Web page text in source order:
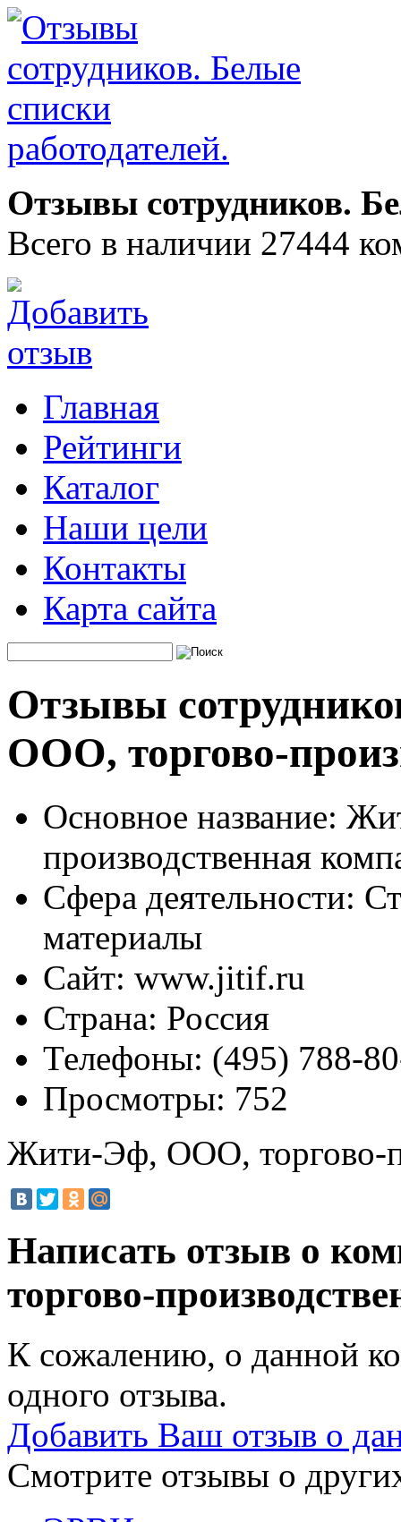
Отзывы сотрудников.
Всего в наличии 27444
Главная
Рейтинги
Каталог
Наши цели
Контакты
Карта сайта
Отзывы
ООО, торгово-
Основное название:
производственная
Сфера деятельности:
материалы
Сайт: www.jitif.ru
Страна: Россия
Телефоны: (495) 788-
Просмотры: 752
Жити-Эф, ООО, торгово-
Написать отзыв о
торгово-
К сожалению, о данной
одного отзыва.
Добавить Ваш отзыв о
Смотрите отзывы о